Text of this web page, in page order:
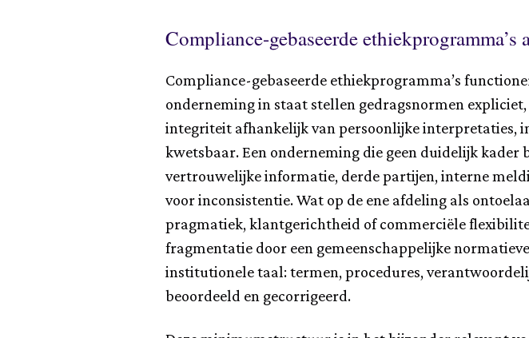
Compliance-gebaseerde
Compliance-gebaseerde ethiekprogramma’s
onderneming in staat stellen gedragsnormen
integriteit afhankelijk van persoonlijke interpretaties,
kwetsbaar. Een onderneming die geen duidelijk
vertrouwelijke informatie, derde partijen, interne
voor inconsistentie. Wat op de ene afdeling als
pragmatiek, klantgerichtheid of commerciële
fragmentatie door een gemeenschappelijke
institutionele taal: termen, procedures,
beoordeeld en gecorrigeerd.